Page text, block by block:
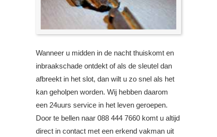
Wanneer u midden in de nacht thuiskomt en
inbraakschade ontdekt of als de sleutel dan
afbreekt in het slot, dan wilt u zo snel als het
kan geholpen worden. Wij hebben daarom
een 24uurs service in het leven geroepen.
Door te bellen naar 088 444 7660 komt u altijd
direct in contact met een erkend vakman uit